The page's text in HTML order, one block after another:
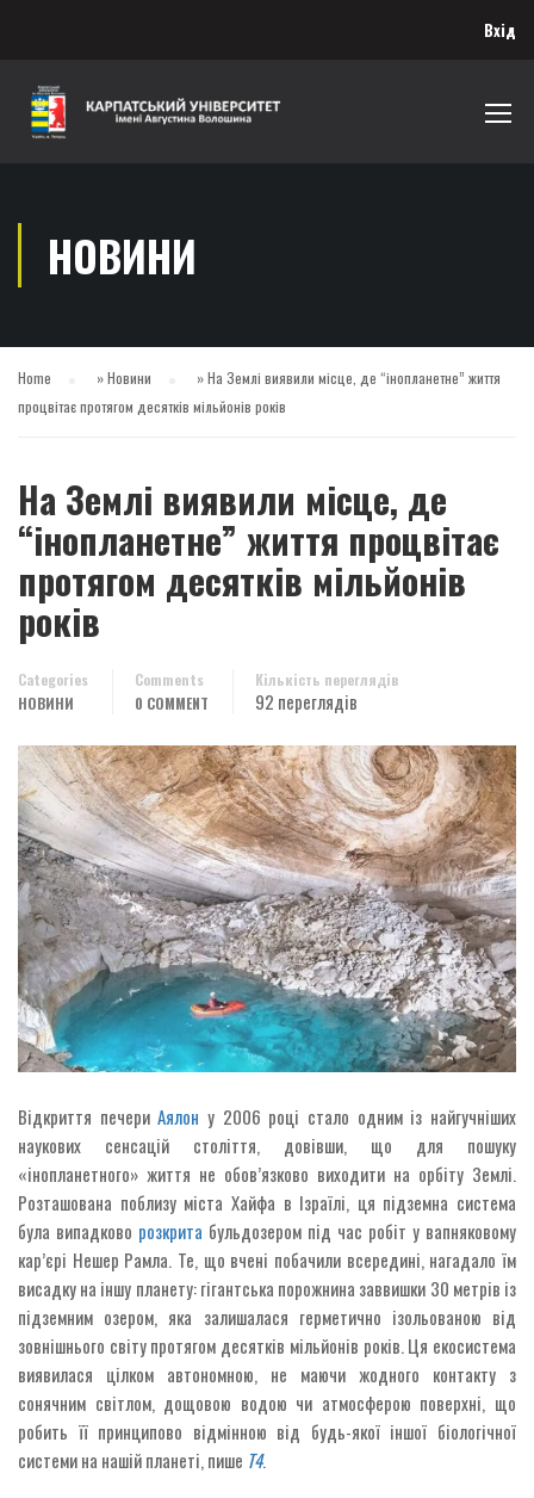
Вхід
НОВИНИ
Home »Новини »На Землі виявили місце, де “інопланетне” життя
процвітає протягом десятків мільйонів років
На Землі виявили місце, де
“інопланетне” життя процвітає
протягом десятків мільйонів
років
Categories
НОВИНИ
Comments
0 COMMENT
Кількість переглядів
92 переглядів
Відкриття печериАялон у 2006 році стало одним із найгучніших
наукових сенсацій століття, довівши, що для пошуку
«інопланетного» життя не обов’язково виходити на орбіту Землі.
Розташована поблизу міста Хайфа в Ізраїлі, ця підземна система
була випадково розкрита бульдозером під час робіт у вапняковому
кар’єрі Нешер Рамла. Те, що вчені побачили всередині, нагадало їм
висадку на іншу планету: гігантська порожнина заввишки 30 метрів із
підземним озером, яка залишалася герметично ізольованою від
зовнішнього світу протягом десятків мільйонів років. Ця екосистема
виявилася цілком автономною, не маючи жодного контакту з
сонячним світлом, дощовою водою чи атмосферою поверхні, що
робить її принципово відмінною від будь-якої іншої біологічної
системи на нашій планеті, пише T4.